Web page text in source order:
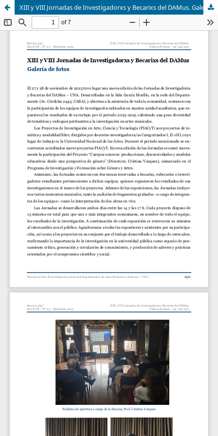
XIII y VIII Jornadas de Investigadorxs y Becarixs del DAMus. Galería de fotos